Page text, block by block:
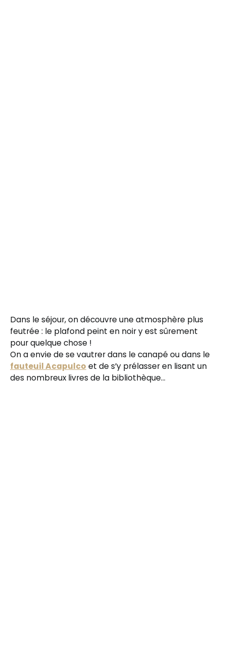
Dans le séjour, on découvre une atmosphère plus
feutrée : le plafond peint en noir y est sûrement
pour quelque chose !
On a envie de se vautrer dans le canapé ou dans le
fauteuil Acapulco et de s’y prélasser en lisant un
des nombreux livres de la bibliothèque…